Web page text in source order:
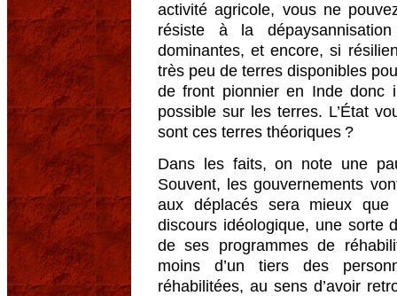
activité agricole, vous ne
résiste à la
dominantes, et encore, si
très peu de terres disponibles
de front pionnier en Inde donc
possible sur les terres. L’État
sont ces terres théoriques ?
Dans les faits, on note une
Souvent, les gouvernements
aux déplacés sera mieux que
discours idéologique, une sorte
de ses programmes de
moins d’un tiers des
réhabilitées, au sens d’avoir